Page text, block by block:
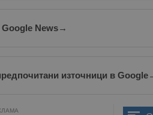
News→
източници в Google